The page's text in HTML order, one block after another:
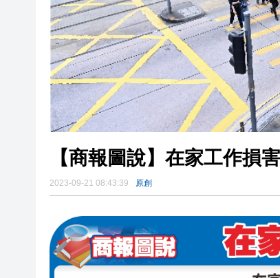
【商報圖說】在家工作損
2023-09-21 08:43:39 原創